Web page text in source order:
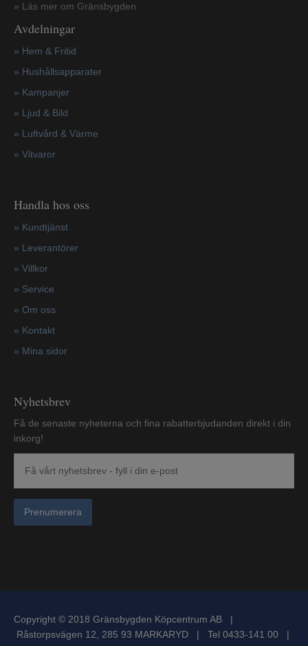
» Läs mer om Gränsbygden
Avdelningar
» Hem & Fritid
» Hushållsapparater
» Kampanjer
» Ljud & Bild
» Luftvård & Värme
» Vitvaror
Handla hos oss
» Kundtjänst
» Leverantörer
» Villkor
» Service
» Om oss
» Kontakt
» Mina sidor
Nyhetsbrev
Få de senaste nyheterna och fina rabatterbjudanden direkt i din
inkorg!
Prenumerera
Copyright © 2018 Gränsbygden Köpcentrum AB |
Råstorpsvägen 12, 285 93 MARKARYD | Tel 0433-141 00 |